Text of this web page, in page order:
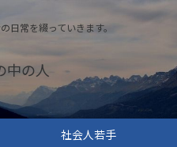
日常を綴っていきます。
中の人
社会人若手